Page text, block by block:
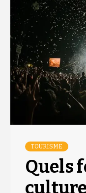
TOURISME
Quels